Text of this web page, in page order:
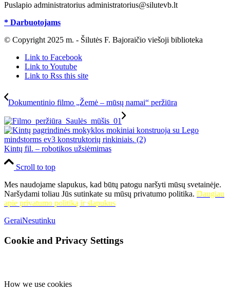
Puslapio administratorius administratorius@silutevb.lt
* Darbuotojams
© Copyright 2025 m. - Šilutės F. Bajoraičio viešoji biblioteka
Link to Facebook
Link to Youtube
Link to Rss this site
Dokumentinio filmo „Žemė – mūsų namai“ peržiūra
Kintų fil. – robotikos užsiėmimas
Scroll to top
Mes naudojame slapukus, kad būtų patogu naršyti mūsų svetainėje.
Naršydami toliau Jūs sutinkate su mūsų privatumo politika. Daugiau
apie privatumo politiką ir slapukus
GeraiNesutinku
Cookie and Privacy Settings
How we use cookies